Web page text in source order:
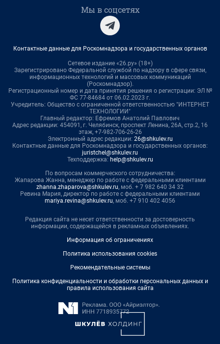
Мы в соцсетях
Контактные данные для Роскомнадзора и государственных органов
Сетевое издание «26.ру» (18+)
Зарегистрировано Федеральной службой по надзору в сфере связи,
информационных технологий и массовых коммуникаций
(Роскомнадзор).
Регистрационный номер и дата принятия решения о регистрации: ЭЛ №
ФС 77-84684 от 06.02.2023 г.
Учредитель: Общество с ограниченной ответственностью "ИНТЕРНЕТ
ТЕХНОЛОГИИ"
Главный редактор: Ефремов Анатолий Павлович
Адрес редакции: 454091, г. Челябинск, проспект Ленина, 26А, стр.2, 16
этаж, +7-982-706-26-26
Электронный адрес редакции: 26@shkulev.ru
Контактные данные для Роскомнадзора и государственных органов:
juristchel@shkulev.ru
Техподдержка: help@shkulev.ru
По вопросам коммерческого сотрудничества:
Жапарова Жанна, менеджер по работе с федеральными клиентами
zhanna.zhaparova@shkulev.ru, моб. + 7 982 640 34 32
Ревина Мария, директор по работе с федеральными клиентами
mariya.revina@shkulev.ru, моб. +7 910 402 4056
Редакция сайта не несет ответственности за достоверность
информации, содержащейся в рекламных объявлениях.
Информация об ограничениях
Политика использования cookies
Рекомендательные системы
Политика конфиденциальности и обработки персональных данных и
правила использования сайта